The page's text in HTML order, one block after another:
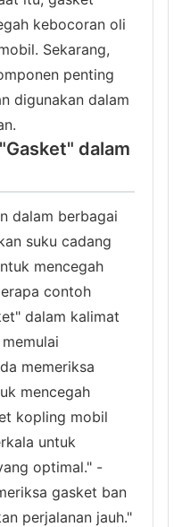
kebocoran oli
Sekarang,
penting
digunakan dalam
dalam
dalam berbagai
suku cadang
mencegah
contoh
dalam kalimat
memeriksa
mencegah
kopling mobil
untuk
optimal." -
gasket ban
perjalanan jauh."